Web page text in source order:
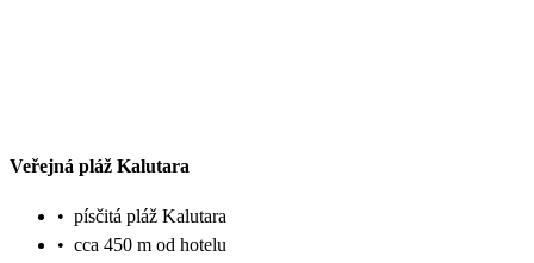
Veřejná pláž Kalutara
• písčitá pláž Kalutara
• cca 450 m od hotelu